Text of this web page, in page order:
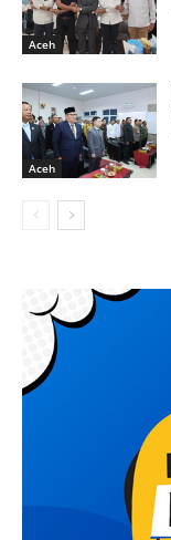
Aceh
Aceh